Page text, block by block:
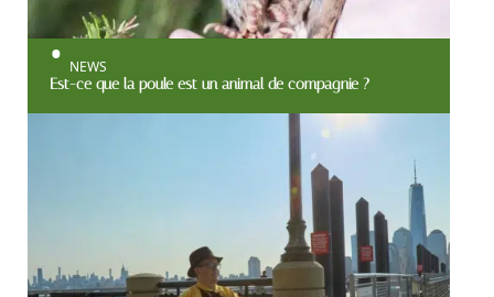
NEWS
Est-ce que la poule est un animal de compagnie ?